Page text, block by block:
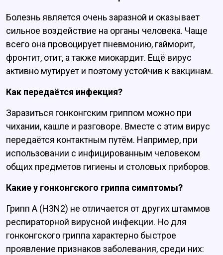
Болезнь является очень заразной и оказывает
сильное воздействие на органы человека. Чаще
всего она провоцирует пневмонию, гайморит,
фронтит, отит, а также миокардит. Ещё вирус
активно мутирует и поэтому устойчив к вакцинам.
Как передаётся инфекция?
Заразиться гонконгским гриппом можно при
чихании, кашле и разговоре. Вместе с этим вирус
передаётся контактным путём. Например, при
использовании с инфицированным человеком
общих предметов гигиены и столовых приборов.
Какие у гонконгского гриппа симптомы?
Грипп А (H3N2) не отличается от других штаммов
респираторной вирусной инфекции. Но для
гонконгского гриппа характерно быстрое
проявление признаков заболевания, среди них: